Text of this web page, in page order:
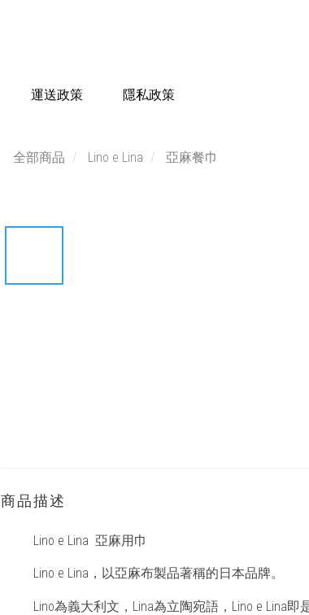
運送政策 隱私政策
全部商品 Lino e Lina 亞麻餐巾
商品描述
Lino e Lina 亞麻用巾
Lino e Lina，以亞麻布製品著稱的日本品牌。
Lino為義大利文，Lina為立陶宛語，Lino e Lina即